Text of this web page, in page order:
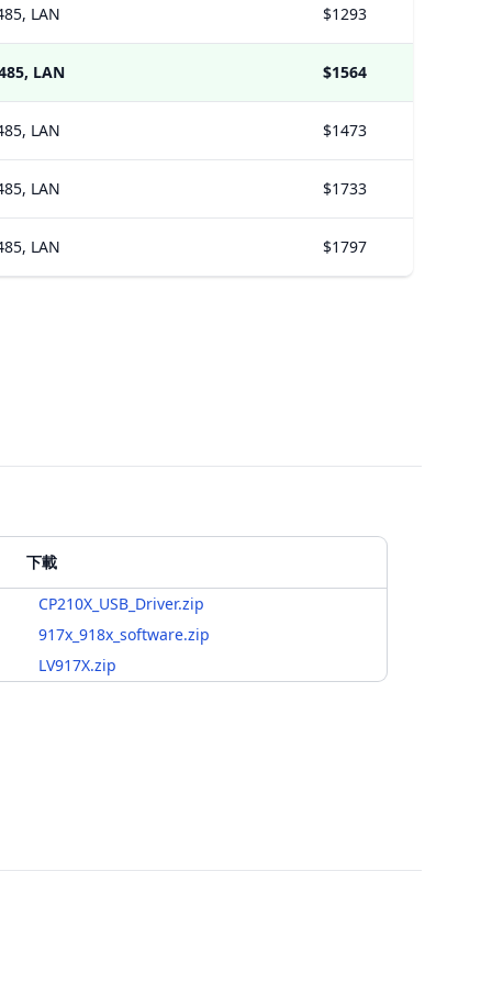
LAN $1293
LAN $1564
LAN $1473
LAN $1733
LAN $1797
下載
CP210X_USB_Driver.zip
917x_918x_software.zip
LV917X.zip